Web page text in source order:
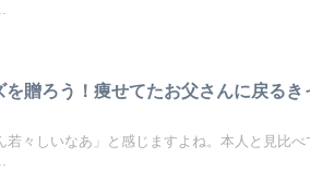
贈ろう！痩せてたお父さんに戻るき
々しいなあ」と感じますよね。本人と見比